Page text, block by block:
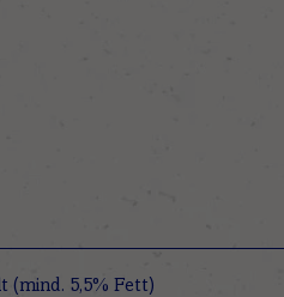
(mind. 5,5% Fett)